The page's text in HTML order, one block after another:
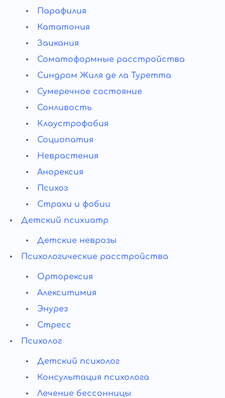
Парафилия
Кататония
Заикания
Соматоформные расстройства
Синдром Жиля де ла Туретта
Сумеречное состояние
Сонливость
Клаустрофобия
Социопатия
Неврастения
Анорексия
Психоз
Страхи и фобии
Детский психиатр
Детские неврозы
Психологические расстройства
Орторексия
Алекситимия
Энурез
Стресс
Психолог
Детский психолог
Консультация психолога
Лечение бессонницы